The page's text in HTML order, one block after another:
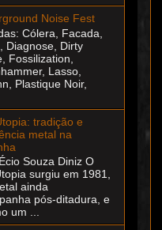
Noise Fest
Cólera, Facada,
Diagnose, Dirty
Fossilization,
Lasso,
Plastique Noir,
tradição e
metal na
Souza Diniz O
surgiu em 1981,
ainda
pós-ditadura, e
um ...